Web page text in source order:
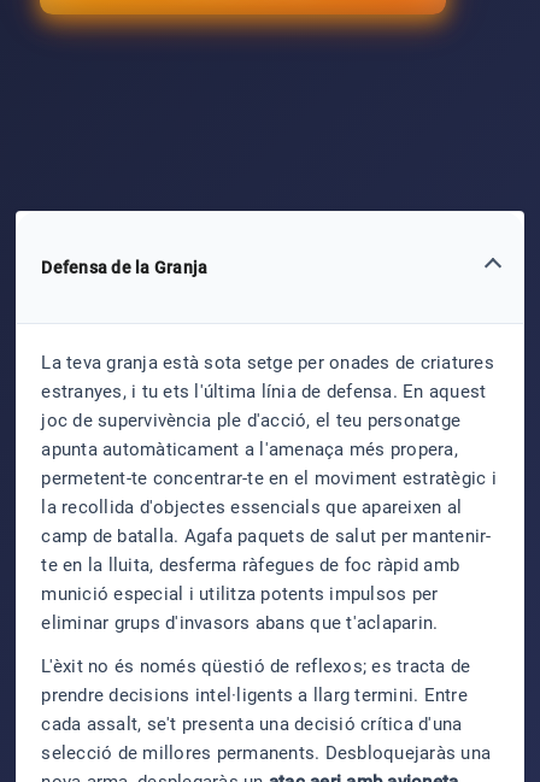
Defensa de la Granja
La teva granja està sota setge per onades de criatures
estranyes, i tu ets l'última línia de defensa. En aquest
joc de supervivència ple d'acció, el teu personatge
apunta automàticament a l'amenaça més propera,
permetent-te concentrar-te en el moviment estratègic i
la recollida d'objectes essencials que apareixen al
camp de batalla. Agafa paquets de salut per mantenir-
te en la lluita, desferma ràfegues de foc ràpid amb
munició especial i utilitza potents impulsos per
eliminar grups d'invasors abans que t'aclaparin.
L'èxit no és només qüestió de reflexos; es tracta de
prendre decisions intel·ligents a llarg termini. Entre
cada assalt, se't presenta una decisió crítica d'una
selecció de millores permanents. Desbloquejaràs una